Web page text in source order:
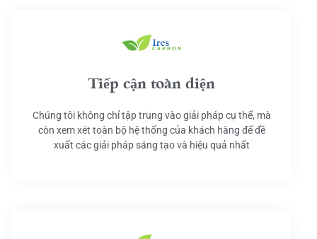
Tiếp cận toàn diện
Chúng tôi không chỉ tập trung vào giải pháp cụ thể, mà
còn xem xét toàn bộ hệ thống của khách hàng để đề
xuất các giải pháp sáng tạo và hiệu quả nhất